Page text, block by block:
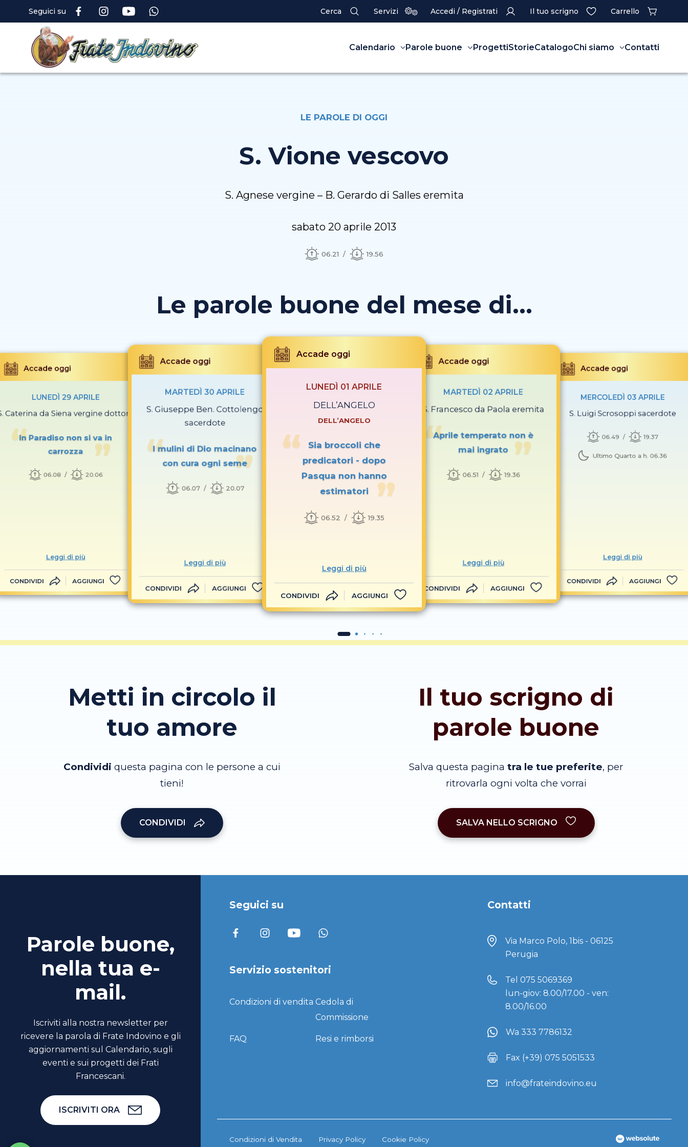
Seguici su Cerca Servizi Accedi / Registrati Il tuo scrigno Carrello
Calendario Parole buone ProgettiStorieCatalogoChi siamo Contatti
LE PAROLE DI OGGI
S. Vione vescovo
S. Agnese vergine – B. Gerardo di Salles eremita
sabato 20 aprile 2013
06.21 19.56
Le parole buone del mese di...
Accade oggi
LUNEDÌ 29 APRILE
Caterina da Siena vergine dottore
In Paradiso non si va in
carrozza
06.08 20.06
Leggi di più
CONDIVIDI AGGIUNGI
Accade oggi
MARTEDÌ 30 APRILE
S. Giuseppe Ben. Cottolengo
sacerdote
I mulini di Dio macinano
con cura ogni seme
06.07 20.07
Leggi di più
CONDIVIDI AGGIUNGI
Accade oggi
LUNEDÌ 01 APRILE
DELL’ANGELO
DELL’ANGELO
Sia broccoli che
predicatori - dopo
Pasqua non hanno
estimatori
06.52 19.35
Leggi di più
CONDIVIDI AGGIUNGI
Accade oggi
MARTEDÌ 02 APRILE
S. Francesco da Paola eremita
Aprile temperato non è
mai ingrato
06.51 19.36
Leggi di più
CONDIVIDI AGGIUNGI
Accade oggi
MERCOLEDÌ 03 APRILE
S. Luigi Scrosoppi sacerdote
06.49 19.37
Ultimo Quarto a h. 06.36
Leggi di più
CONDIVIDI AGGIUNGI
Metti in circolo il
tuo amore
Condividi questa pagina con le persone a cui
tieni!
CONDIVIDI
Il tuo scrigno di
parole buone
Salva questa pagina tra le tue preferite, per
ritrovarla ogni volta che vorrai
SALVA NELLO SCRIGNO
Parole buone,
nella tua e-
mail.
Iscriviti alla nostra newsletter per
ricevere la parola di Frate Indovino e gli
aggiornamenti sul Calendario, sugli
eventi e sui progetti dei Frati
Francescani.
ISCRIVITI ORA
Seguici su
Servizio sostenitori
Condizioni di vendita Cedola di
Commissione
FAQ Resi e rimborsi
Contatti
Via Marco Polo, 1bis - 06125
Perugia
Tel 075 5069369
lun-giov: 8.00/17.00 - ven:
8.00/16.00
Wa 333 7786132
Fax (+39) 075 5051533
info@frateindovino.eu
Condizioni di Vendita Privacy Policy Cookie Policy